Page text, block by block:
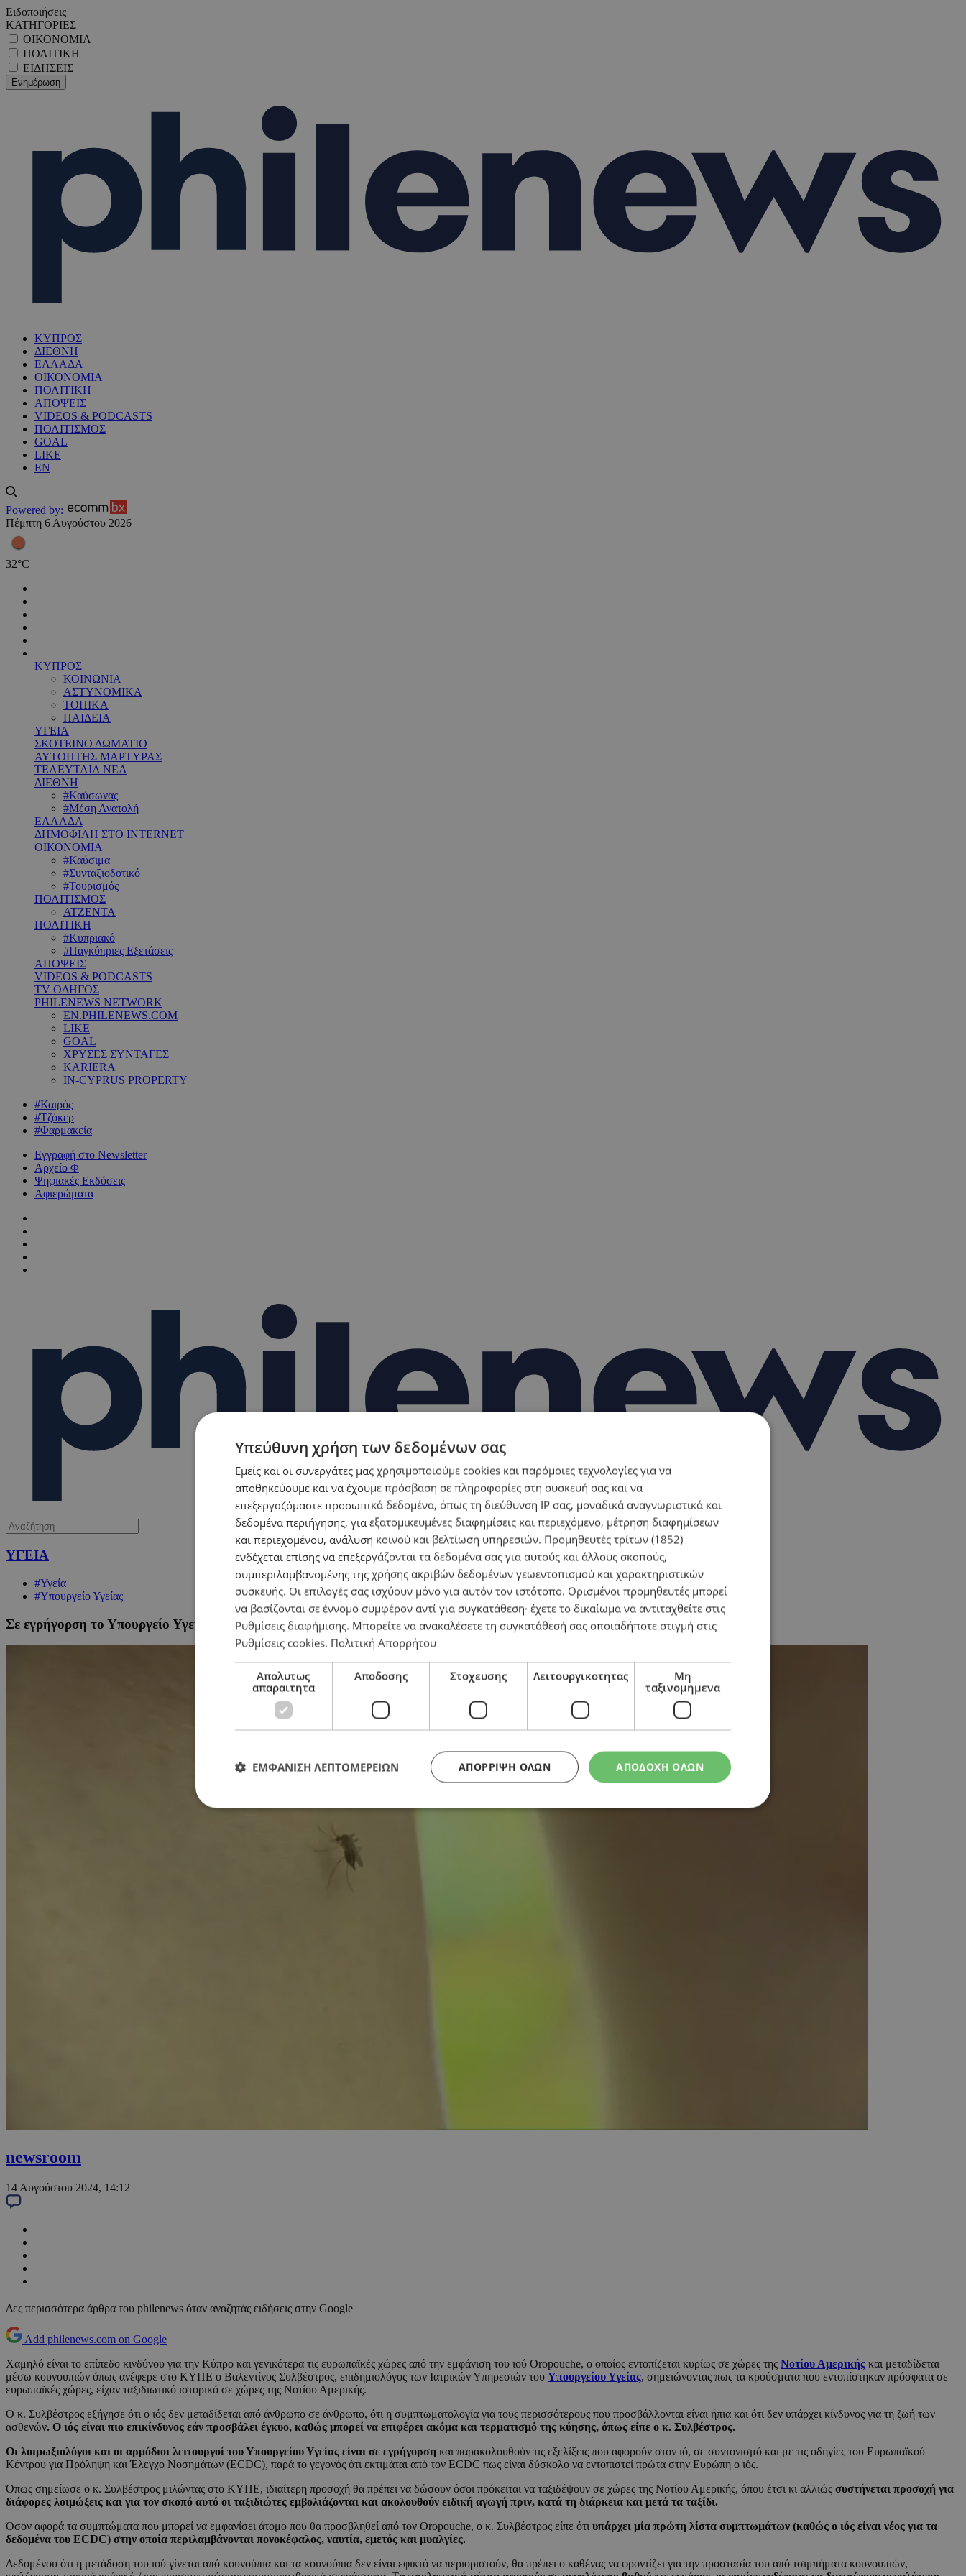
Ειδοποιήσεις
ΚΑΤΗΓΟΡΙΕΣ
ΟΙΚΟΝΟΜΙΑ
ΠΟΛΙΤΙΚΗ
ΕΙΔΗΣΕΙΣ
ΚΥΠΡΟΣ
ΔΙΕΘΝΗ
ΕΛΛΑΔΑ
ΟΙΚΟΝΟΜΙΑ
ΠΟΛΙΤΙΚΗ
ΑΠΟΨΕΙΣ
VIDEOS & PODCASTS
ΠΟΛΙΤΙΣΜΟΣ
GOAL
LIKE
EN
Powered by:
Πέμπτη 6 Αυγούστου 2026
32°C
ΚΥΠΡΟΣ
ΚΟΙΝΩΝΙΑ
ΑΣΤΥΝΟΜΙΚΑ
ΤΟΠΙΚΑ
ΠΑΙΔΕΙΑ
ΥΓΕΙΑ
ΣΚΟΤΕΙΝΟ ΔΩΜΑΤΙΟ
ΑΥΤΟΠΤΗΣ ΜΑΡΤΥΡΑΣ
ΤΕΛΕΥΤΑΙΑ ΝΕΑ
ΔΙΕΘΝΗ
#Καύσωνας
#Μέση Ανατολή
ΕΛΛΑΔΑ
ΔΗΜΟΦΙΛΗ ΣΤΟ INTERNET
ΟΙΚΟΝΟΜΙΑ
#Καύσιμα
#Συνταξιοδοτικό
#Τουρισμός
ΠΟΛΙΤΙΣΜΟΣ
ΑΤΖΕΝΤΑ
ΠΟΛΙΤΙΚΗ
#Κυπριακό
#Παγκύπριες Εξετάσεις
ΑΠΟΨΕΙΣ
VIDEOS & PODCASTS
TV ΟΔΗΓΟΣ
PHILENEWS NETWORK
EN.PHILENEWS.COM
LIKE
GOAL
ΧΡΥΣΕΣ ΣΥΝΤΑΓΕΣ
KARIERA
IN-CYPRUS PROPERTY
#Καιρός
#Τζόκερ
#Φαρμακεία
Εγγραφή στο Newsletter
Αρχείο Φ
Ψηφιακές Εκδόσεις
Αφιερώματα
ΥΓΕΙΑ
#Υγεία
#Υπουργείο Υγείας
Σε εγρήγορση το Υπουργείο Υγείας λόγω του ιό Oropouche – Χαμηλό επίπεδο κινδύνου
newsroom
14 Αυγούστου 2024, 14:12
Δες περισσότερα άρθρα του philenews όταν αναζητάς ειδήσεις στην Google
Add philenews.com on Google
Χαμηλό είναι το επίπεδο κινδύνου για την Κύπρο και γενικότερα τις ευρωπαϊκές χώρες από την εμφάνιση του ιού Oropouche, ο οποίος εντοπίζεται κυρίως σε χώρες της Νοτίου Αμερικής και μεταδίδεται
μέσω κουνουπιών όπως ανέφερε στο ΚΥΠΕ ο Βαλεντίνος Συλβέστρος, επιδημιολόγος των Ιατρικών Υπηρεσιών του Υπουργείου Υγείας, σημειώνοντας πως τα κρούσματα που εντοπίστηκαν πρόσφατα σε
ευρωπαϊκές χώρες, είχαν ταξιδιωτικό ιστορικό σε χώρες της Νοτίου Αμερικής.
Ο κ. Συλβέστρος εξήγησε ότι ο ιός δεν μεταδίδεται από άνθρωπο σε άνθρωπο, ότι η συμπτωματολογία για τους περισσότερους που προσβάλλονται είναι ήπια και ότι δεν υπάρχει κίνδυνος για τη ζωή των
ασθενών. Ο ιός είναι πιο επικίνδυνος εάν προσβάλει έγκυο, καθώς μπορεί να επιφέρει ακόμα και τερματισμό της κύησης, όπως είπε ο κ. Συλβέστρος.
Οι λοιμωξιολόγοι και οι αρμόδιοι λειτουργοί του Υπουργείου Υγείας είναι σε εγρήγορση και παρακολουθούν τις εξελίξεις που αφορούν στον ιό, σε συντονισμό και με τις οδηγίες του Ευρωπαϊκού
Κέντρου για Πρόληψη και Έλεγχο Νοσημάτων (ECDC), παρά το γεγονός ότι εκτιμάται από τον ECDC πως είναι δύσκολο να εντοπιστεί πρώτα στην Ευρώπη ο ιός.
Όπως σημείωσε ο κ. Συλβέστρος μιλώντας στο ΚΥΠΕ, ιδιαίτερη προσοχή θα πρέπει να δώσουν όσοι πρόκειται να ταξιδέψουν σε χώρες της Νοτίου Αμερικής, όπου έτσι κι αλλιώς συστήνεται προσοχή για
διάφορες λοιμώξεις και για τον σκοπό αυτό οι ταξιδιώτες εμβολιάζονται και ακολουθούν ειδική αγωγή πριν, κατά τη διάρκεια και μετά τα ταξίδι.
Όσον αφορά τα συμπτώματα που μπορεί να εμφανίσει άτομο που θα προσβληθεί από τον Oropouche, ο κ. Συλβέστρος είπε ότι υπάρχει μία πρώτη λίστα συμπτωμάτων (καθώς ο ιός είναι νέος για τα
δεδομένα του ECDC) στην οποία περιλαμβάνονται πονοκέφαλος, ναυτία, εμετός και μυαλγίες.
Δεδομένου ότι η μετάδοση του ιού γίνεται από κουνούπια και τα κουνούπια δεν είναι εφικτό να περιοριστούν, θα πρέπει ο καθένας να φροντίζει για την προστασία του από τσιμπήματα κουνουπιών,
Υπεύθυνη χρήση των δεδομένων σας
Εμείς και οι συνεργάτες μας χρησιμοποιούμε cookies και παρόμοιες τεχνολογίες για να
αποθηκεύουμε και να έχουμε πρόσβαση σε πληροφορίες στη συσκευή σας και να
επεξεργαζόμαστε προσωπικά δεδομένα, όπως τη διεύθυνση IP σας, μοναδικά αναγνωριστικά και
δεδομένα περιήγησης, για εξατομικευμένες διαφημίσεις και περιεχόμενο, μέτρηση διαφημίσεων
και περιεχομένου, ανάλυση κοινού και βελτίωση υπηρεσιών. Προμηθευτές τρίτων (1852)
ενδέχεται επίσης να επεξεργάζονται τα δεδομένα σας για αυτούς και άλλους σκοπούς,
συμπεριλαμβανομένης της χρήσης ακριβών δεδομένων γεωεντοπισμού και χαρακτηριστικών
συσκευής. Οι επιλογές σας ισχύουν μόνο για αυτόν τον ιστότοπο. Ορισμένοι προμηθευτές μπορεί
να βασίζονται σε έννομο συμφέρον αντί για συγκατάθεση· έχετε το δικαίωμα να αντιταχθείτε στις
Ρυθμίσεις διαφήμισης. Μπορείτε να ανακαλέσετε τη συγκατάθεσή σας οποιαδήποτε στιγμή στις
Ρυθμίσεις cookies. Πολιτική Απορρήτου
Απολυτως
απαραιτητα
Αποδοσης Στοχευσης Λειτουργικοτητας
Μη
ταξινομημενα
ΑΠΟΔΟΧΗ ΟΛΩΝ
ΑΠΌΡΡΙΨΗ ΌΛΩΝ
ΕΜΦΑΝΙΣΗ ΛΕΠΤΟΜΕΡΕΙΩΝ